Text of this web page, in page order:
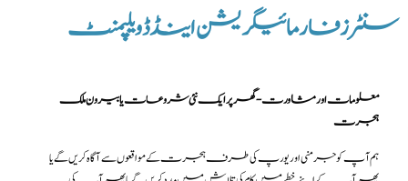
سنٹرز فار مائیگریشن اینڈ ڈویلپمنٹ
معلومات اور مشاورت - گھر پر ایک نئی شروعات یا بیرون ملک
ہجرت
ہم آپ کو جرمنی اور یورپ کی طرف ہجرت کے مواقعوں سے آگاہ کریں گے یا